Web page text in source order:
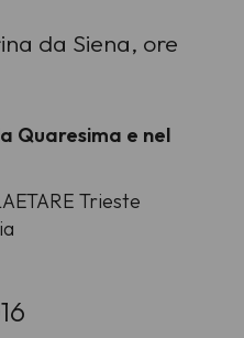
da Siena, ore
Quaresima e nel
Trieste